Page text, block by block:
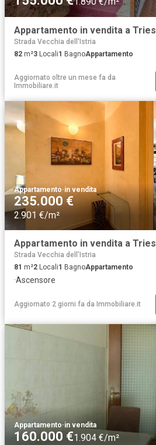
Appartamento in vendita a
Strada Vecchia dell'Istria
82 m²3 Locali1 BagnoAppartamento
Aggiornato oltre un mese fa da
Immobiliare.it
Appartamento·in vendita
235.000 €
2.901 €/m²
Appartamento in vendita a
Strada Vecchia dell'Istria
81 m²2 Locali1 BagnoAppartamento
·Ascensore
Aggiornato 2 giorni fa da Immobiliare.it
Appartamento·in vendita
160.000 €1.904 €/m²